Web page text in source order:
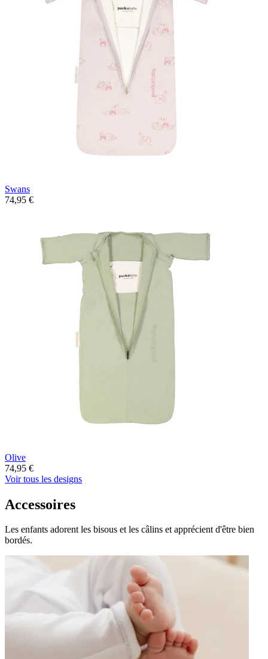
Swans
74,95 €
Olive
74,95 €
Voir tous les designs
Accessoires
Les enfants adorent les bisous et les câlins et apprécient d'être bien
bordés.